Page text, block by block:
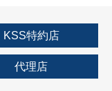
KSS特約店
代理店